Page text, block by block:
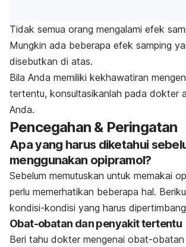
Tidak semua orang mengalami efek
Mungkin ada beberapa efek samping
disebutkan di atas.
Bila Anda memiliki kekhawatiran
tertentu, konsultasikanlah pada dokter
Anda.
Pencegahan & Peringatan
Apa yang harus diketahui
menggunakan opipramol?
Sebelum memutuskan untuk memakai
perlu memerhatikan beberapa hal.
kondisi-kondisi yang harus
Obat-obatan dan penyakit tertentu
Beri tahu dokter mengenai obat-